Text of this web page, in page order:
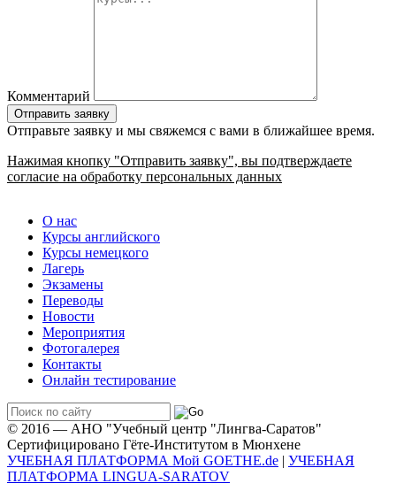
Комментарий
Отправьте заявку и мы свяжемся с вами в ближайшее время.
Нажимая кнопку "Отправить заявку", вы подтверждаете
согласие на обработку персональных данных
О нас
Курсы английского
Курсы немецкого
Лагерь
Экзамены
Переводы
Новости
Мероприятия
Фотогалерея
Контакты
Онлайн тестирование
© 2016 — АНО "Учебный центр "Лингва-Саратов"
Сертифицировано Гёте-Институтом в Мюнхене
УЧЕБНАЯ ПЛАТФОРМА Мой GOETHE.de | УЧЕБНАЯ
ПЛАТФОРМА LINGUA-SARATOV